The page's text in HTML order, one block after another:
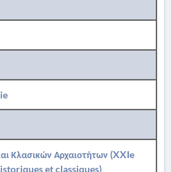
Κλασικών Αρχαιοτήτων (XXIe
et classiques)